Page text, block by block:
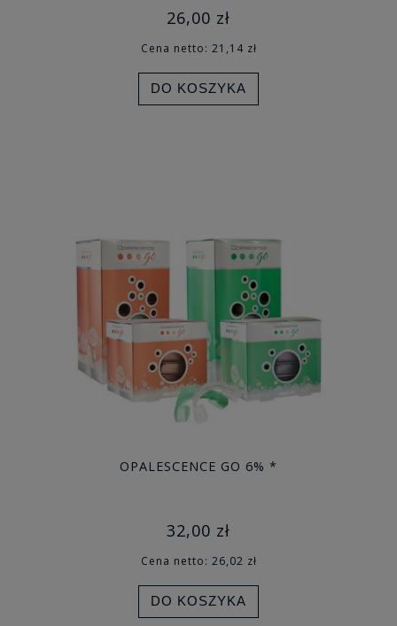
26,00 zł
Cena netto: 21,14 zł
DO KOSZYKA
OPALESCENCE GO 6% *
32,00 zł
Cena netto: 26,02 zł
DO KOSZYKA